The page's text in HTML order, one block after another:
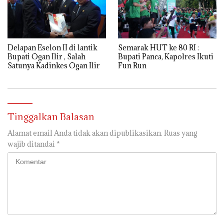
Delapan Eselon II di lantik
Bupati Ogan Ilir , Salah
Satunya Kadinkes Ogan Ilir
Semarak HUT ke 80 RI :
Bupati Panca, Kapolres Ikuti
Fun Run
Tinggalkan Balasan
Alamat email Anda tidak akan dipublikasikan. Ruas yang
wajib ditandai *